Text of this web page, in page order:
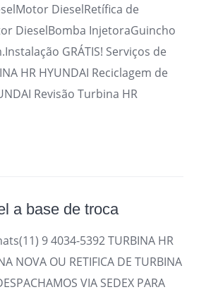
DieselRetífica de
DieselBomba InjetoraGuincho
GRÁTIS! Serviços de
HR HYUNDAI Reciclagem de
Revisão Turbina HR
a base de troca
9 4034-5392 TURBINA HR
NOVA OU RETIFICA DE TURBINA
VIA SEDEX PARA